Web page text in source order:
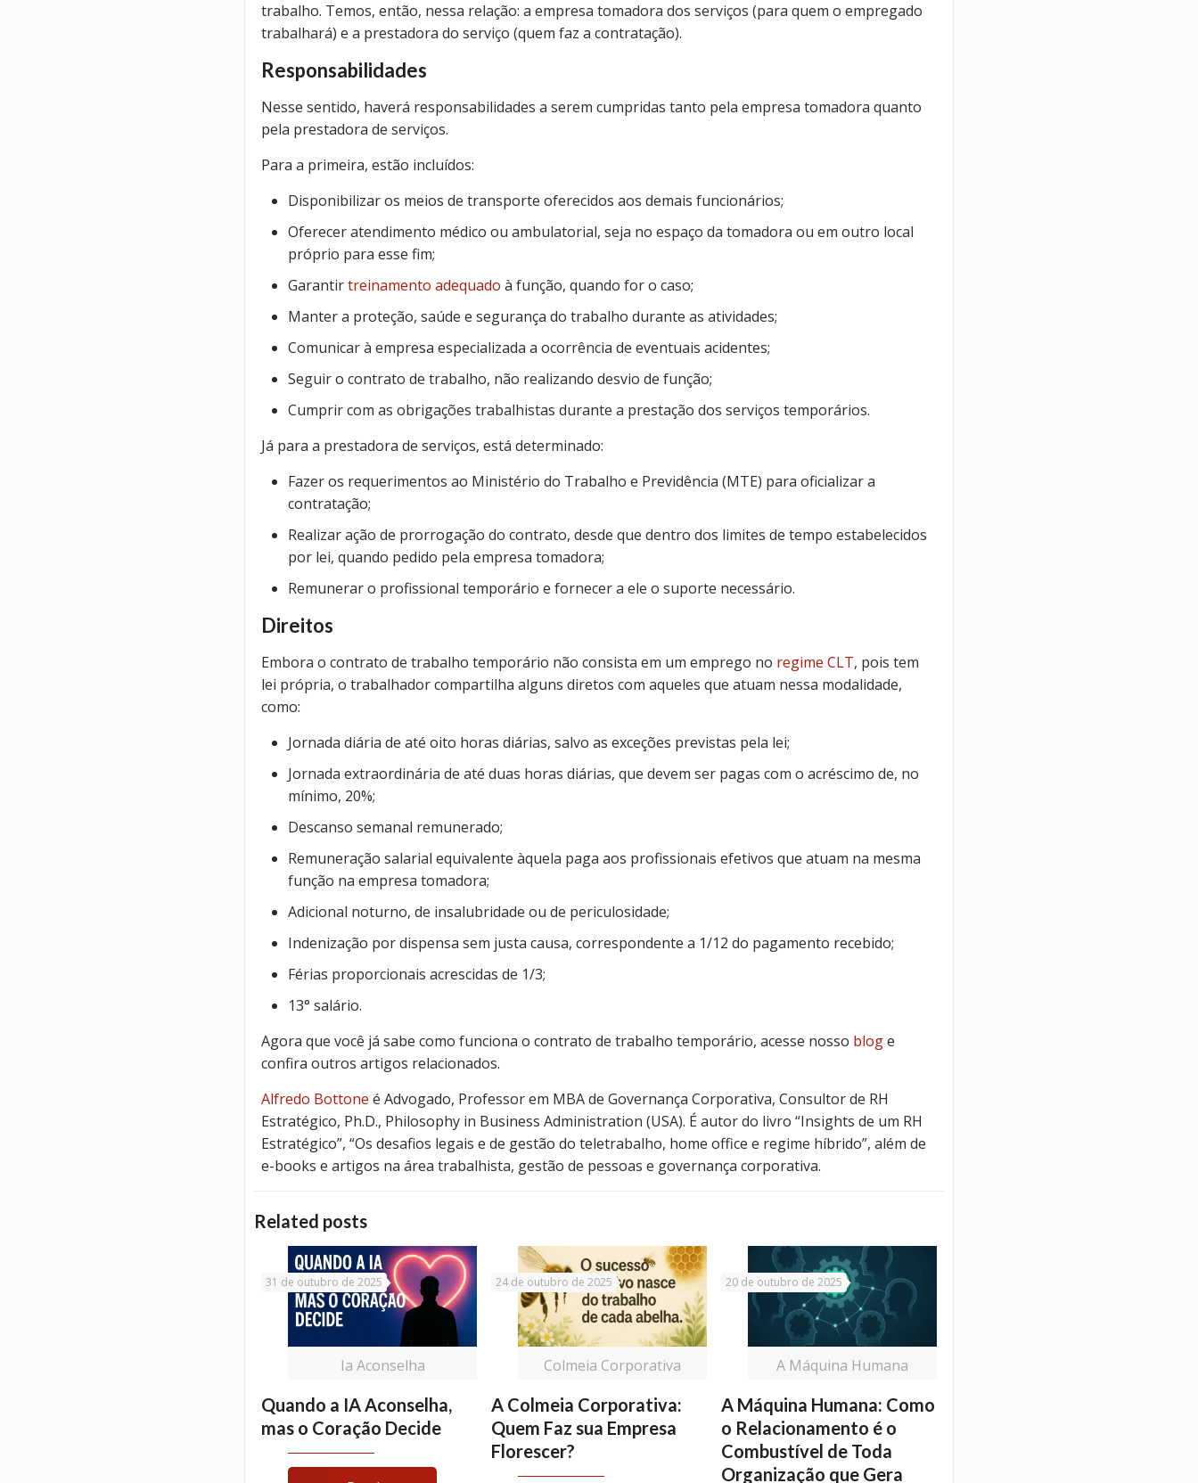
trabalho. Temos, então, nessa relação: a empresa tomadora dos serviços (para quem o empregado
trabalhará) e a prestadora do serviço (quem faz a contratação).
Responsabilidades
Nesse sentido, haverá responsabilidades a serem cumpridas tanto pela empresa tomadora quanto
pela prestadora de serviços.
Para a primeira, estão incluídos:
Disponibilizar os meios de transporte oferecidos aos demais funcionários;
Oferecer atendimento médico ou ambulatorial, seja no espaço da tomadora ou em outro local
próprio para esse fim;
Garantirtreinamento adequado à função, quando for o caso;
Manter a proteção, saúde e segurança do trabalho durante as atividades;
Comunicar à empresa especializada a ocorrência de eventuais acidentes;
Seguir o contrato de trabalho, não realizando desvio de função;
Cumprir com as obrigações trabalhistas durante a prestação dos serviços temporários.
Já para a prestadora de serviços, está determinado:
Fazer os requerimentos ao Ministério do Trabalho e Previdência (MTE) para oficializar a
contratação;
Realizar ação de prorrogação do contrato, desde que dentro dos limites de tempo estabelecidos
por lei, quando pedido pela empresa tomadora;
Remunerar o profissional temporário e fornecer a ele o suporte necessário.
Direitos
Embora o contrato de trabalho temporário não consista em um emprego no regime CLT, pois tem
lei própria, o trabalhador compartilha alguns diretos com aqueles que atuam nessa modalidade,
como:
Jornada diária de até oito horas diárias, salvo as exceções previstas pela lei;
Jornada extraordinária de até duas horas diárias, que devem ser pagas com o acréscimo de, no
mínimo, 20%;
Descanso semanal remunerado;
Remuneração salarial equivalente àquela paga aos profissionais efetivos que atuam na mesma
função na empresa tomadora;
Adicional noturno, de insalubridade ou de periculosidade;
Indenização por dispensa sem justa causa, correspondente a 1/12 do pagamento recebido;
Férias proporcionais acrescidas de 1/3;
13° salário.
Agora que você já sabe como funciona o contrato de trabalho temporário, acesse nosso bloge
confira outros artigos relacionados.
Alfredo Bottone é Advogado, Professor em MBA de Governança Corporativa, Consultor de RH
Estratégico, Ph.D., Philosophy in Business Administration (USA). É autor do livro “Insights de um RH
Estratégico”, “Os desafios legais e de gestão do teletrabalho, home office e regime híbrido”, além de
e-books e artigos na área trabalhista, gestão de pessoas e governança corporativa.
Related posts
Ia Aconselha
31 de outubro de 2025
Quando a IA Aconselha,
mas o Coração Decide
Colmeia Corporativa
24 de outubro de 2025
A Colmeia Corporativa:
Quem Faz sua Empresa
Florescer?
A Máquina Humana
20 de outubro de 2025
A Máquina Humana: Como
o Relacionamento é o
Combustível de Toda
Organização que Gera